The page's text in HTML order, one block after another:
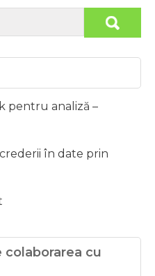
pentru analiză –
în date prin
cu